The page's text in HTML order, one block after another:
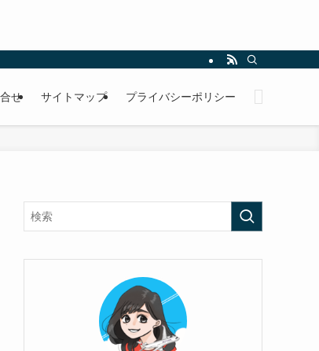
せ サイトマップ プライバシーポリシー